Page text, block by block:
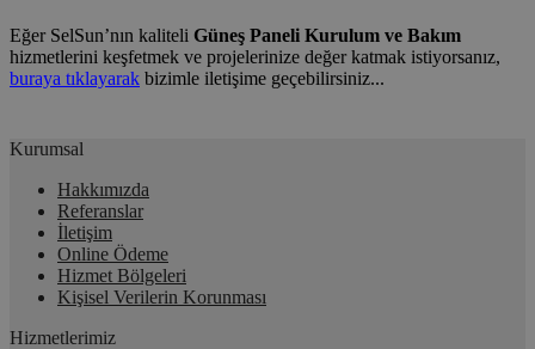
Eğer SelSun’nın kaliteli Güneş Paneli Kurulum ve Bakım
hizmetlerini keşfetmek ve projelerinize değer katmak istiyorsanız,
buraya tıklayarak bizimle iletişime geçebilirsiniz...
Kurumsal
Hakkımızda
Referanslar
İletişim
Online Ödeme
Hizmet Bölgeleri
Kişisel Verilerin Korunması
Hizmetlerimiz